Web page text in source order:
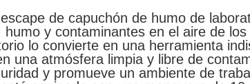
de capuchón de humo de
y contaminantes en el aire de
lo convierte en una herramienta
una atmósfera limpia y libre de
y promueve un ambiente de